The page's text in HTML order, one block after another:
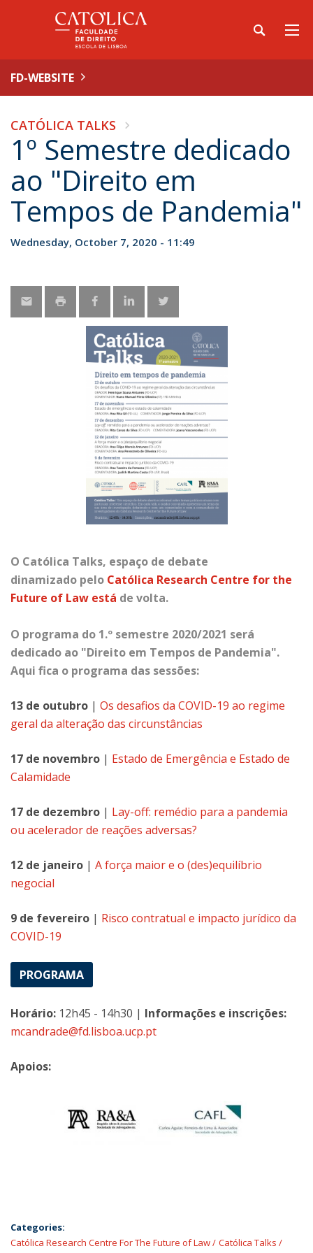
FD-WEBSITE
CATÓLICA TALKS
1º Semestre dedicado
ao "Direito em
Tempos de Pandemia"
Wednesday, October 7, 2020 - 11:49
O Católica Talks, espaço de debate
dinamizado pelo Católica Research Centre for the
Future of Law está de volta.
O programa do 1.º semestre 2020/2021 será
dedicado ao "Direito em Tempos de Pandemia".
Aqui fica o programa das sessões:
13 de outubro | Os desafios da COVID-19 ao regime
geral da alteração das circunstâncias
17 de novembro | Estado de Emergência e Estado de
Calamidade
17 de dezembro | Lay-off: remédio para a pandemia
ou acelerador de reações adversas?
12 de janeiro | A força maior e o (des)equilíbrio
negocial
9 de fevereiro | Risco contratual e impacto jurídico da
COVID-19
PROGRAMA
Horário: 12h45 - 14h30 | Informações e inscrições:
mcandrade@fd.lisboa.ucp.pt
Apoios:
Categories:
Católica Research Centre For The Future of Law
Católica Talks